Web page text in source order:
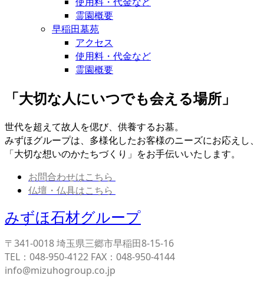
霊園概要
早稲田墓苑
アクセス
使用料・代金など
霊園概要
「大切な人にいつでも会える場所」
世代を超えて故人を偲び、供養するお墓。
みずほグループは、多様化したお客様のニーズにお応えし、
「大切な想いのかたちづくり」をお手伝いいたします。
お問合わせはこちら
仏壇・仏具はこちら
みずほ石材グループ
〒341-0018 埼玉県三郷市早稲田8-15-16
TEL：048-950-4122 FAX：048-950-4144
info@mizuhogroup.co.jp